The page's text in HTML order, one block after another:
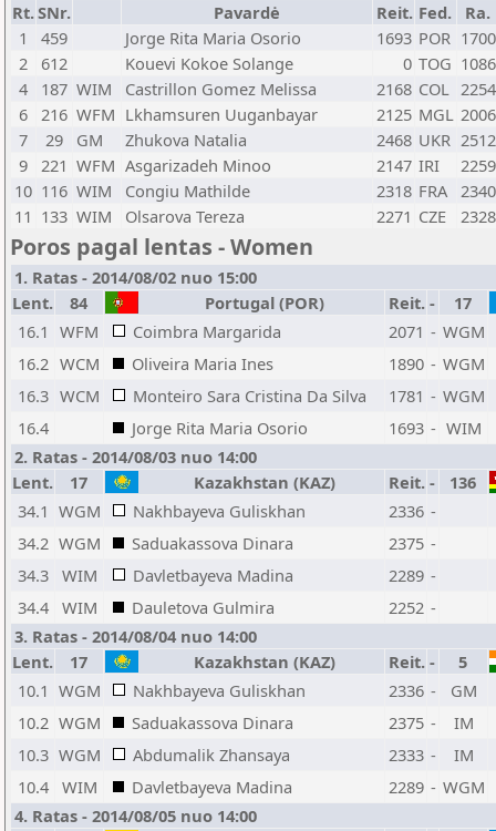
Rt.SNr. Pavardė Reit. Fed.
Ra.
1
459 Jorge Rita Maria Osorio 1693 POR 1700
2
612 Kouevi Kokoe Solange 0 TOG 1086
4
187 WIM Castrillon Gomez Melissa 2168 COL 2254
6
216 WFM Lkhamsuren Uuganbayar 2125 MGL 2006
7
29 GM Zhukova Natalia 2468 UKR 2512
9
221 WFM Asgarizadeh Minoo 2147 IRI
2259
10 116 WIM Congiu Mathilde 2318 FRA 2340
11 133 WIM Olsarova Tereza 2271 CZE 2328
Poros pagal lentas - Women
1. Ratas - 2014/08/02 nuo 15:00
Lent.
84 Portugal (POR) Reit. -
17
16.1
WFM Coimbra Margarida 2071 - WGM
16.2 WCM Oliveira Maria Ines 1890 - WGM
16.3 WCM Monteiro Sara Cristina Da Silva 1781 - WGM
16.4
Jorge Rita Maria Osorio 1693 - WIM
2. Ratas - 2014/08/03 nuo 14:00
Lent.
17 Kazakhstan (KAZ) Reit. -
136
34.1 WGM Nakhbayeva Guliskhan 2336 -
34.2 WGM Saduakassova Dinara 2375 -
34.3 WIM Davletbayeva Madina 2289 -
34.4 WIM Dauletova Gulmira 2252 -
3. Ratas - 2014/08/04 nuo 14:00
Lent.
17 Kazakhstan (KAZ) Reit. -
5
10.1 WGM Nakhbayeva Guliskhan 2336 -
GM
10.2 WGM Saduakassova Dinara 2375 -
IM
10.3 WGM Abdumalik Zhansaya 2333 -
IM
10.4 WIM Davletbayeva Madina 2289 - WGM
4. Ratas - 2014/08/05 nuo 14:00